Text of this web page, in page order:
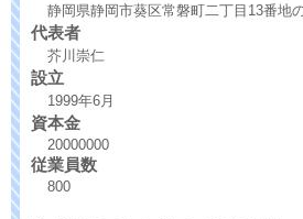
静岡県静岡市葵区常磐町二丁目13番地
代表者
芥川崇仁
設立
1999年6月
資本金
20000000
従業員数
800